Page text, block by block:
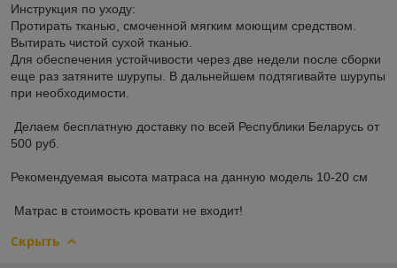
Инструкция по уходу:
Протирать тканью, смоченной мягким моющим средством.
Вытирать чистой сухой тканью.
Для обеспечения устойчивости через две недели после сборки
еще раз затяните шурупы. В дальнейшем подтягивайте шурупы
при необходимости.
Делаем бесплатную доставку по всей Республики Беларусь от
500 руб.
Рекомендуемая высота матраса на данную модель 10-20 см
Матрас в стоимость кровати не входит!
Скрыть